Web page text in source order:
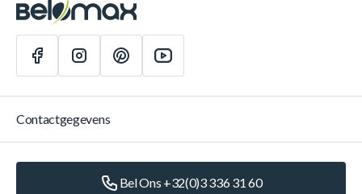
Contactgegevens
Bel Ons +32(0)3 336 31 60